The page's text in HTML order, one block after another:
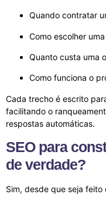
Quando contratar
Como escolher
Quanto custa uma
Como funciona o
Cada trecho é escrito
facilitando o
respostas automáticas.
SEO para
de verdade?
Sim, desde que seja feito